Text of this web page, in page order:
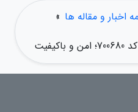
اخبار و مقاله ها »